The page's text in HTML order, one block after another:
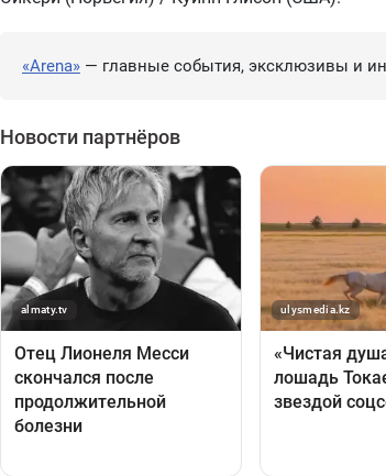
«Arena» — главные события, эксклюзивы и